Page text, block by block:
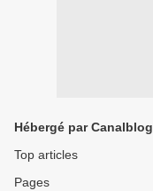
Hébergé par Canalblog
Top articles
Pages